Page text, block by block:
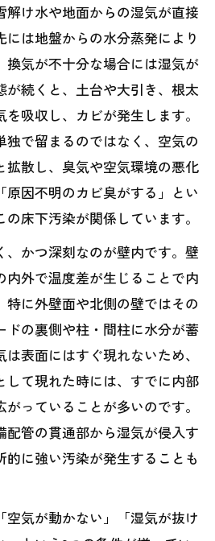
解け水や地面からの湿気が直接
は地盤からの水分蒸発により
換気が不十分な場合には湿気が
が続くと、土台や大引き、根太
吸収し、カビが発生します。
独で留まるのではなく、空気の
拡散し、臭気や空気環境の悪化
原因不明のカビ臭がする」とい
床下汚染が関係しています。
、かつ深刻なのが壁内です。壁
内外で温度差が生じることで内
特に外壁面や北側の壁ではその
ドの裏側や柱・間柱に水分が蓄
表面にはすぐ現れないため、
して現れた時には、すでに内部
っていることが多いのです。
配管の貫通部から湿気が侵入す
的に強い汚染が発生することも
空気が動かない」「湿気が抜け